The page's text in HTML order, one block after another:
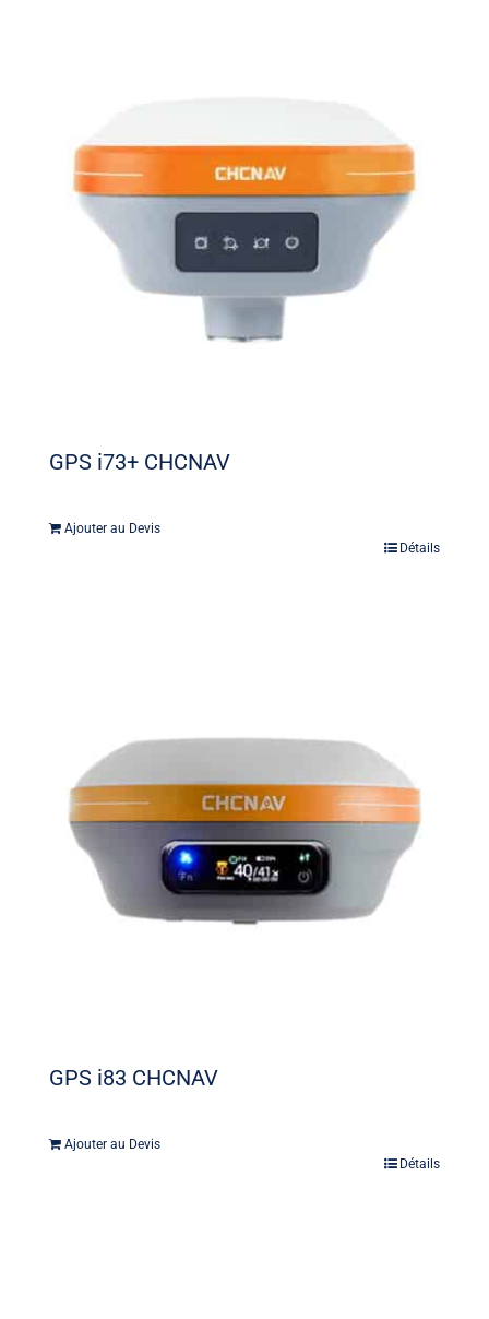
GPS i73+ CHCNAV
Ajouter au Devis
Détails
GPS i83 CHCNAV
Ajouter au Devis
Détails